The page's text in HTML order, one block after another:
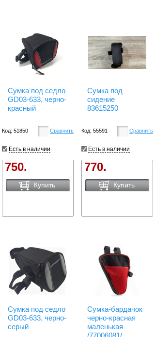
Сумка под седло
GD03-633, черно-
красный
Код: 51850 Сравнить
Есть в наличии
750.
Купить
Сумка под
сидение
83615250
Код: 55591 Сравнить
Есть в наличии
770.
Купить
Сумка под седло
GD03-633, черно-
серый
Сумка-бардачок
черно-красная
маленькая
/77006081/